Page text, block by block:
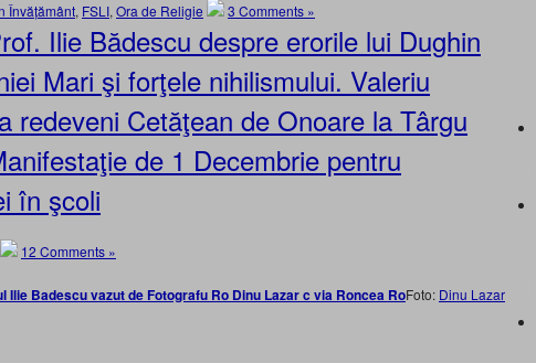
Învățământ, FSLI, Ora de Religie 3 Comments »
Ilie Bădescu despre erorile lui Dughin
Mari şi forţele nihilismului. Valeriu
redeveni Cetăţean de Onoare la Târgu
de 1 Decembrie pentru
în şcoli
12 Comments »
Foto: Dinu Lazar